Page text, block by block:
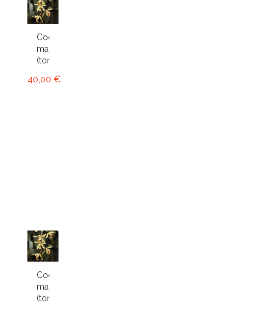
Coelogyne
massangeana
(tomentosa)
40,00 €
Coelogyne
massangeana
(tomentosa)